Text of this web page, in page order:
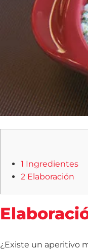
1 Ingredientes
2 Elaboración
¿Existe un aperitivo